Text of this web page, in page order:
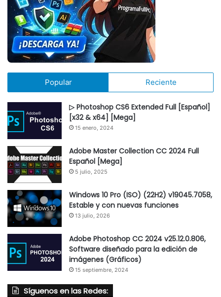
Popular Reciente
▷ Photoshop CS6 Extended Full [Español]
[x32 & x64] [Mega]
15 enero, 2024
Adobe Master Collection CC 2024 Full
Español [Mega]
5 julio, 2025
Windows 10 Pro (ISO) (22H2) v19045.7058,
Estable y con nuevas funciones
13 julio, 2026
Adobe Photoshop CC 2024 v25.12.0.806,
Software diseñado para la edición de
imágenes (Gráficos)
15 septiembre, 2024
Síguenos en las Redes: